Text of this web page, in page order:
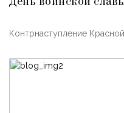
Контрнаступление